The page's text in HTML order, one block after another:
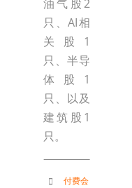
油气股2
只、AI相
关股1
只、半导
体股1
只、以及
建筑股1
只。
付费会